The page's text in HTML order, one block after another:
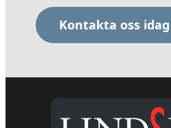
Kontakta oss